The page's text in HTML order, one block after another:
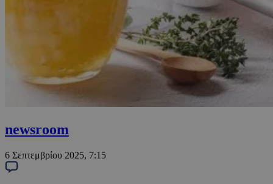
newsroom
6 Σεπτεμβρίου 2025, 7:15